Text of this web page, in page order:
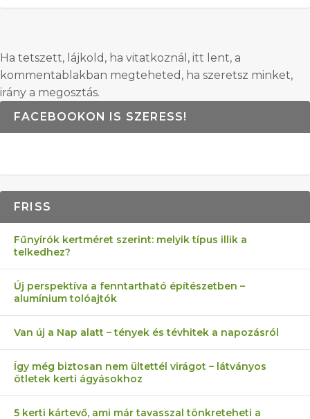
Ha tetszett, lájkold, ha vitatkoznál, itt lent, a
kommentablakban megteheted, ha szeretsz minket,
irány a megosztás.
FACEBOOKON IS SZERESS!
FRISS
Fűnyírók kertméret szerint: melyik típus illik a
telkedhez?
Új perspektíva a fenntartható építészetben –
alumínium tolóajtók
Van új a Nap alatt – tények és tévhitek a napozásról
Így még biztosan nem ültettél virágot – látványos
ötletek kerti ágyásokhoz
5 kerti kártevő, ami már tavasszal tönkreteheti a